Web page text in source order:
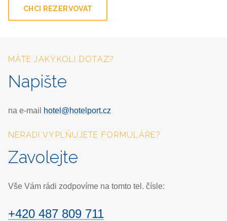
CHCI REZERVOVAT
MÁTE JAKÝKOLI DOTAZ?
Napište
na e-mail hotel@hotelport.cz
NERADI VYPLŇUJETE FORMULÁŘE?
Zavolejte
Vše Vám rádi zodpovíme na tomto tel. čísle:
+420 487 809 711